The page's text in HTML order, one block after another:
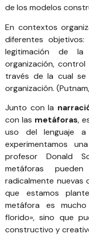
de los modelos
En contextos
diferentes objetivos:
legitimación de
organización,
través de la cual
organización.
Junto con la
con las metáforas,
uso del lenguaje
experimentamos
profesor Donald
metáforas
radicalmente nuevas
que estamos
metáfora es mucho
florido», sino que
constructivo y